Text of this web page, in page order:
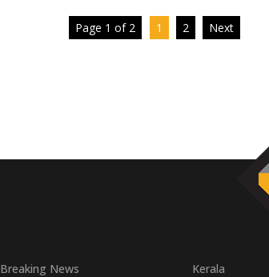
Page 1 of 2 1 2 Next
Breaking News Kerala